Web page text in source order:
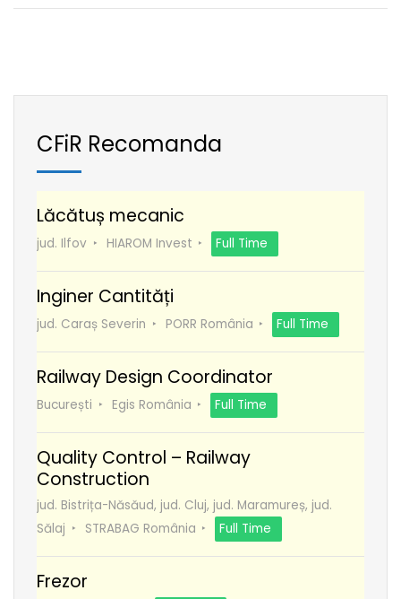
CFiR Recomanda
Lăcătuș mecanic
jud. Ilfov HIAROM Invest Full Time
Inginer Cantități
jud. Caraș Severin PORR România Full Time
Railway Design Coordinator
București Egis România Full Time
Quality Control – Railway
Construction
jud. Bistrița-Năsăud, jud. Cluj, jud. Maramureș, jud.
Sălaj
STRABAG România Full Time
Frezor